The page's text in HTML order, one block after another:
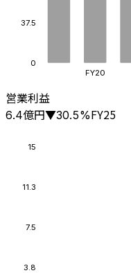
0
37.5
FY20
営業利益
6.4億円▼30.5%FY25
3.8
7.5
11.3
15